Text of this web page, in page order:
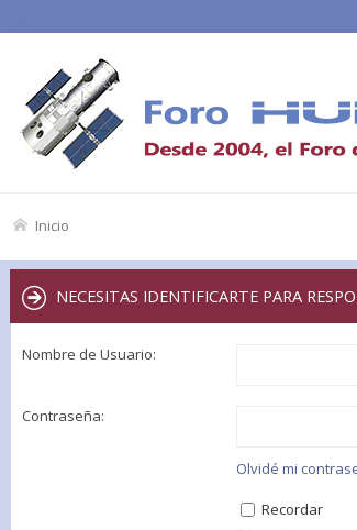
Inicio
NECESITAS IDENTIFICARTE PARA
Nombre de Usuario:
Contraseña:
Olvidé mi
Recordar